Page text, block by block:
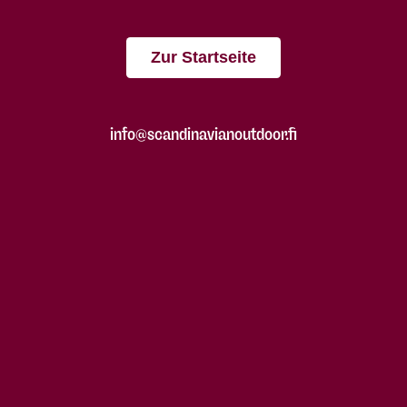
Zur Startseite
info@scandinavianoutdoor.fi